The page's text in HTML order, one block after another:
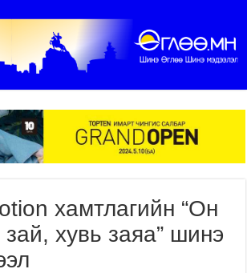
хамтлагийн “Он
зай, хувь заяа” шинэ